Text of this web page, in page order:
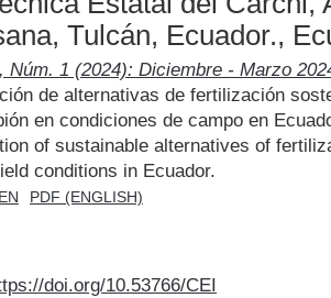
Tulcán, Ecuador.,
Núm. 1 (2024): Diciembre - Marzo
de alternativas de fertilización
en condiciones de campo en
of sustainable alternatives of
conditions in Ecuador.
PDF (ENGLISH)
doi.org/10.53766/CEI